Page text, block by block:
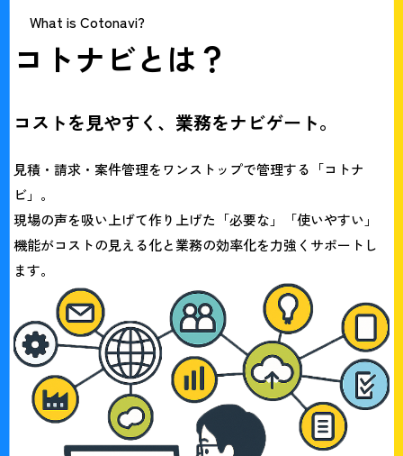
What is Cotonavi?
コトナビとは？
コストを見やすく、業務をナビゲート。
見積・請求・案件管理をワンストップで管理する 「コトナ
ビ」 。
現場の声を吸い上げて作り上げた「必要な」「使いやすい」
機能がコストの見える化と業務の効率化を力強くサポートし
ます。